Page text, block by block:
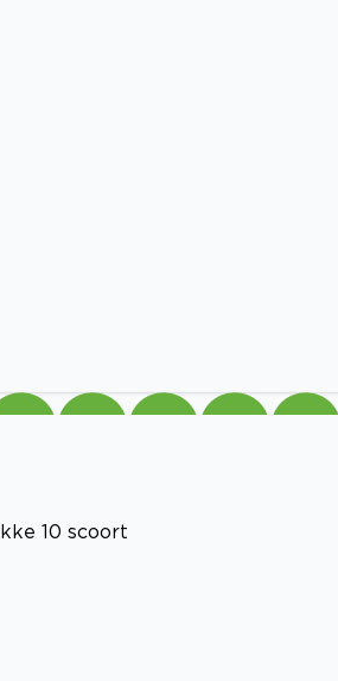
10 scoort